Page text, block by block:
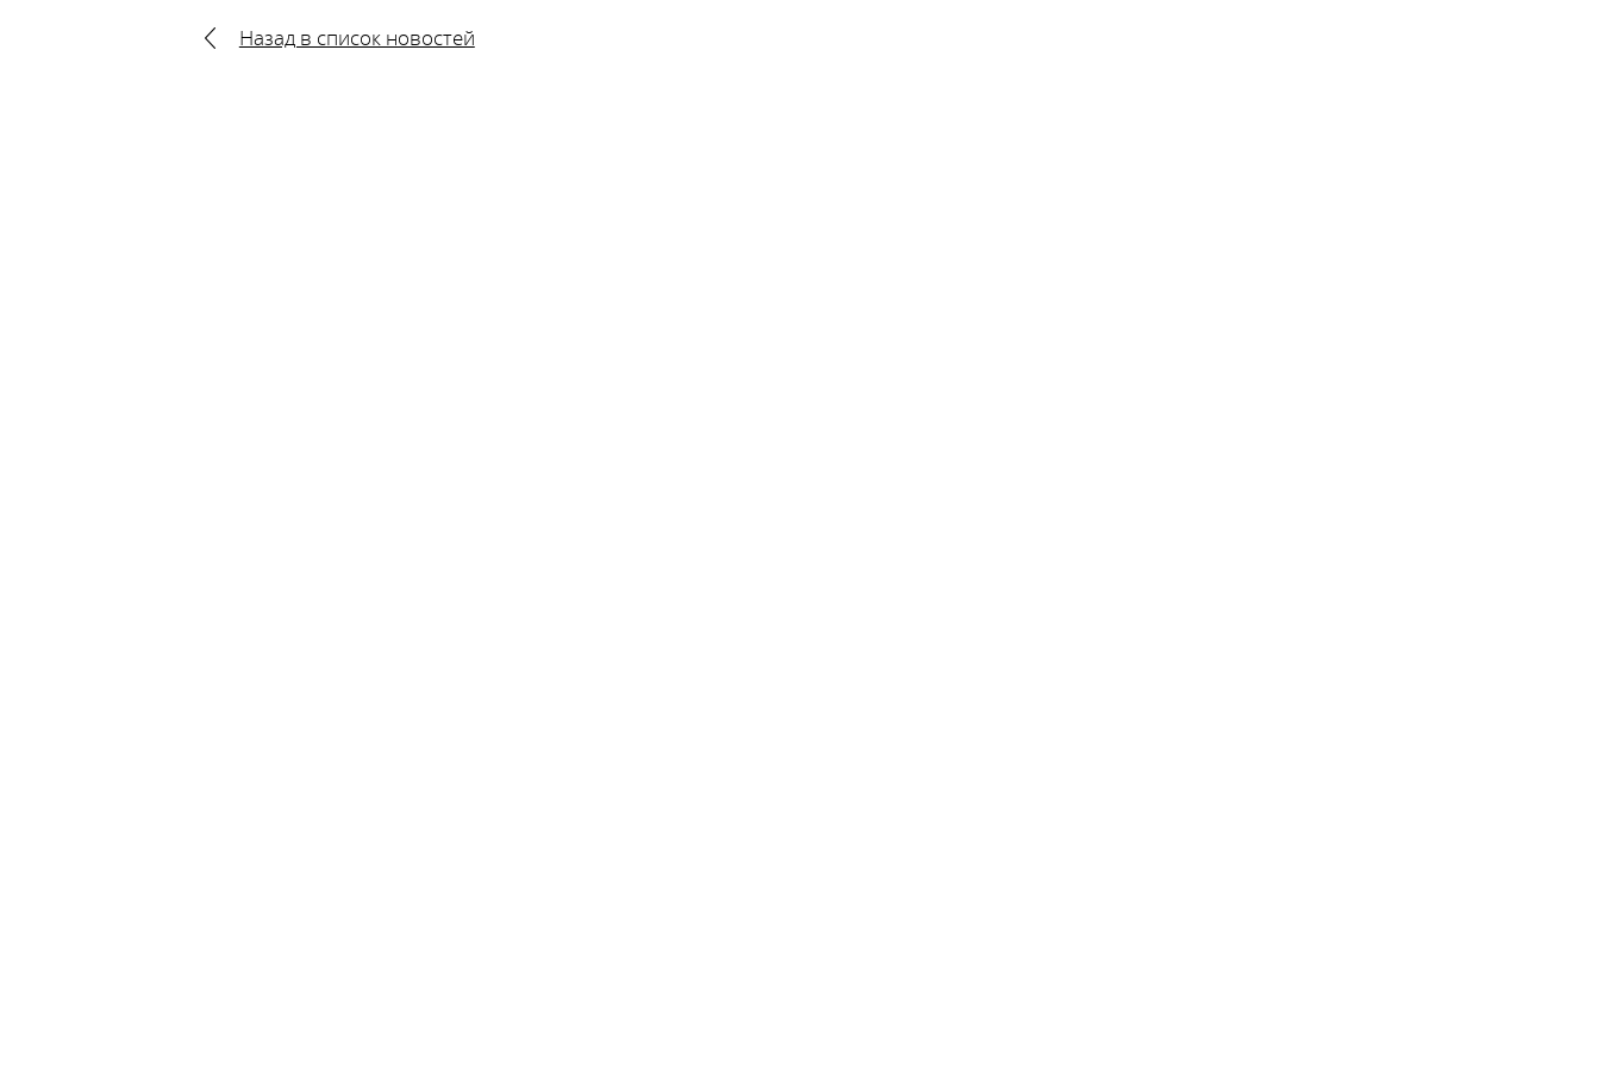
Назад в список новостей